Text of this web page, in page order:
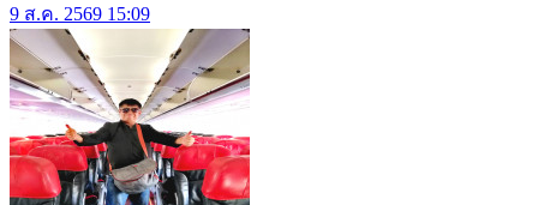
9 ส.ค. 2569 15:09